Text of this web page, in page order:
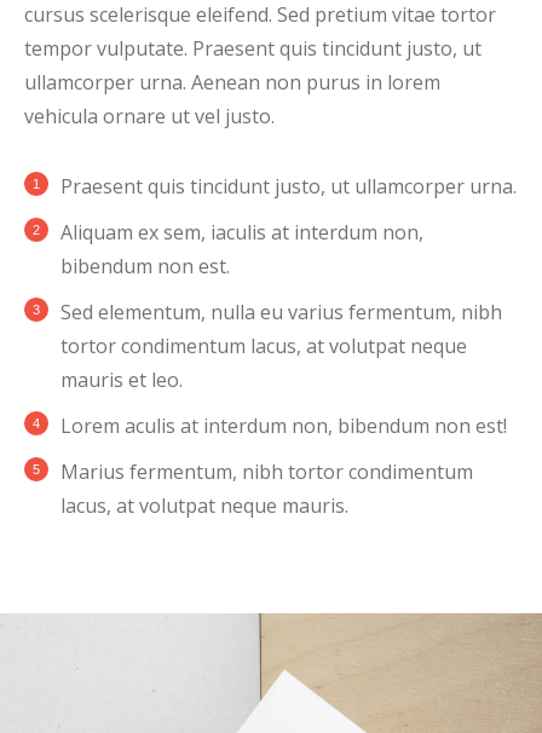
cursus scelerisque eleifend. Sed pretium vitae tortor
tempor vulputate. Praesent quis tincidunt justo, ut
ullamcorper urna. Aenean non purus in lorem
vehicula ornare ut vel justo.
Praesent quis tincidunt justo, ut ullamcorper urna.
Aliquam ex sem, iaculis at interdum non,
bibendum non est.
Sed elementum, nulla eu varius fermentum, nibh
tortor condimentum lacus, at volutpat neque
mauris et leo.
Lorem aculis at interdum non, bibendum non est!
Мarius fermentum, nibh tortor condimentum
lacus, at volutpat neque mauris.